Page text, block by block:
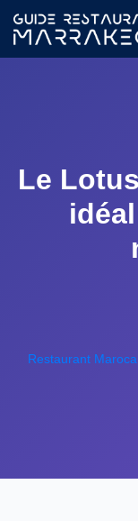
Le
Restaurant